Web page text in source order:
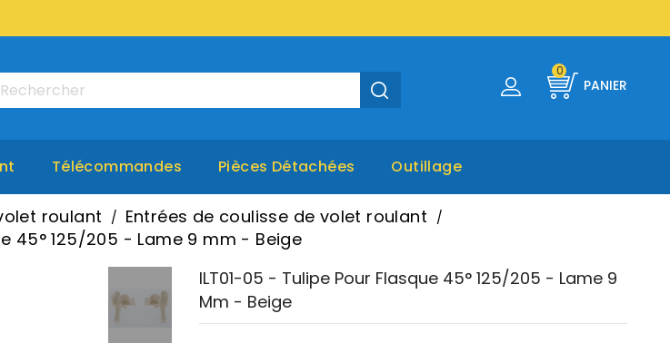
PANIER
0
Télécommandes Pièces Détachées Outillage
roulant
Entrées de coulisse de volet roulant
45° 125/205 - Lame 9 mm - Beige
ILT01-05 - Tulipe Pour Flasque 45° 125/205 - Lame 9
Mm - Beige